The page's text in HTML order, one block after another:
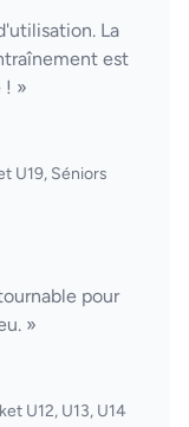
La
est
! »
U19, Séniors
pour
»
U12, U13, U14